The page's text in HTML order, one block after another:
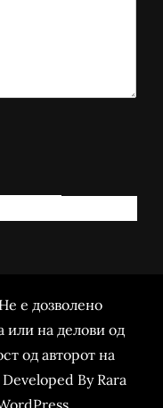
е дозволено
или на делови од
од авторот на
By Rara